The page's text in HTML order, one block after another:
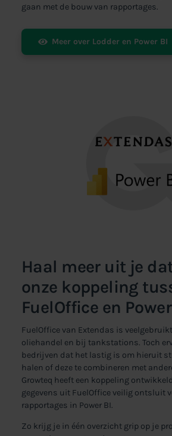
gaan met de bouw van rapportages.
Meer over Lodder en Power BI
Haal meer uit je
onze koppeling
FuelOffice en
FuelOffice van Extendas is
oliehandel en bij tankstations. Toch
bedrijven dat het lastig is om hieruit
halen of deze te combineren met
Growteq heeft een koppeling
gegevens uit FuelOffice veilig ontsluit
rapportages in Power BI.
Zo krijg je in één overzicht grip op je